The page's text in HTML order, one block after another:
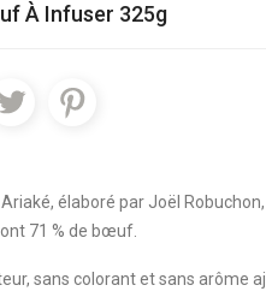
À Infuser 325g
élaboré par Joël
71 % de bœuf.
sans colorant et sans arôme